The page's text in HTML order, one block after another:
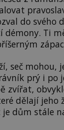
do svého
démony. Ti
seč mohou,
prý i po
zvířat,
dělají jeho
je dům stále